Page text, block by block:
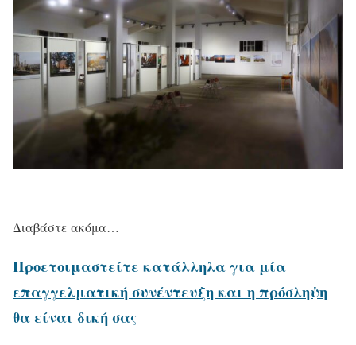
Διαβάστε ακόμα…
Προετοιμαστείτε κατάλληλα για μία
επαγγελματική συνέντευξη και η πρόσληψη
θα είναι δική σας